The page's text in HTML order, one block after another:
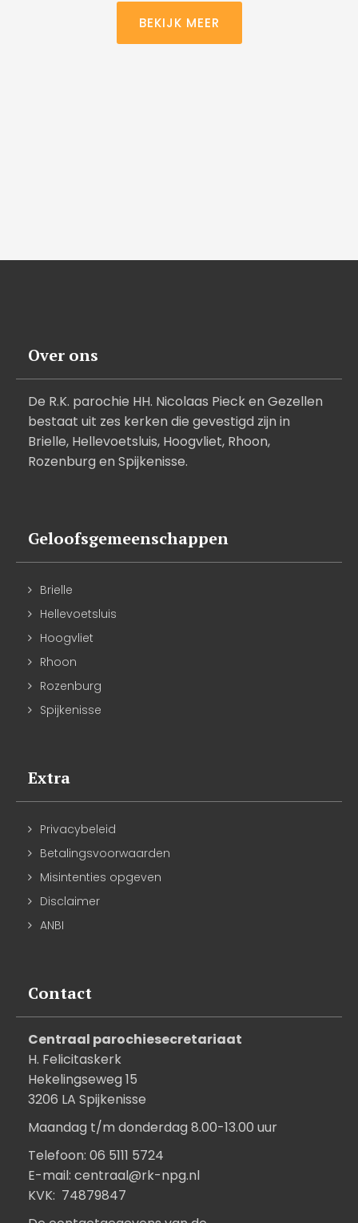
BEKIJK MEER
Over ons
De R.K. parochie HH. Nicolaas Pieck en Gezellen
bestaat uit zes kerken die gevestigd zijn in
Brielle, Hellevoetsluis, Hoogvliet, Rhoon,
Rozenburg en Spijkenisse.
Geloofsgemeenschappen
Brielle
Hellevoetsluis
Hoogvliet
Rhoon
Rozenburg
Spijkenisse
Extra
Privacybeleid
Betalingsvoorwaarden
Misintenties opgeven
Disclaimer
ANBI
Contact
Centraal parochiesecretariaat
H. Felicitaskerk
Hekelingseweg 15
3206 LA Spijkenisse
Maandag t/m donderdag 8.00-13.00 uur
Telefoon: 06 5111 5724
E-mail: centraal@rk-npg.nl
KVK: 74879847